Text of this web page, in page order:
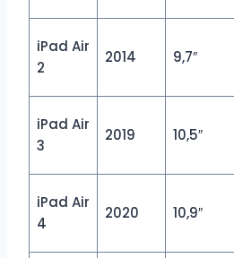
iPad Air
2
2014 9,7″
iPad Air
3
2019 10,5″
iPad Air
4
2020 10,9″